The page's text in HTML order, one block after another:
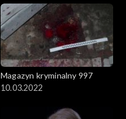
Magazyn kryminalny 997
10.03.2022